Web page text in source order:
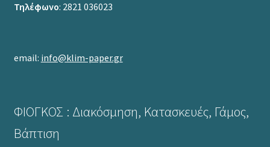
Τηλέφωνο: 2821 036023
email: info@klim-paper.gr
ΦΙΟΓΚΟΣ : Διακόσμηση, Κατασκευές, Γάμος,
Βάπτιση